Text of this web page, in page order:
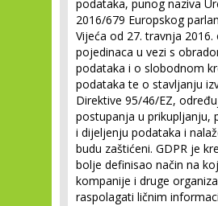
podataka, punog naziva
2016/679 Europskog
Vijeća od 27. travnja 2016.
pojedinaca u vezi s
podataka i o slobodnom
podataka te o stavljanju
Direktive 95/46/EZ,
postupanja u prikupljanju,
i dijeljenju podataka i
budu zaštićeni. GDPR je
bolje definisao način na
kompanije i druge
raspolagati ličnim